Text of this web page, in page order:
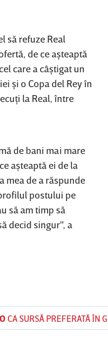
să refuze Real
de ce aşteaptă
care a câştigat un
şi o Copa del Rey în
la Real, între
de bani mai mare
aşteaptă ei de la
mea de a răspunde
postului pe
să am timp să
decid singur", a
CA SURSĂ PREFERATĂ ÎN